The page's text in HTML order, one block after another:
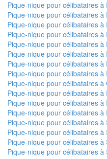
Pique-nique pour célibataires à
Pique-nique pour célibataires à
Pique-nique pour célibataires à
Pique-nique pour célibataires à
Pique-nique pour célibataires à
Pique-nique pour célibataires à
Pique-nique pour célibataires à
Pique-nique pour célibataires à
Pique-nique pour célibataires à
Pique-nique pour célibataires à
Pique-nique pour célibataires à
Pique-nique pour célibataires à
Pique-nique pour célibataires à
Pique-nique pour célibataires à
Pique-nique pour célibataires à
Pique-nique pour célibataires à